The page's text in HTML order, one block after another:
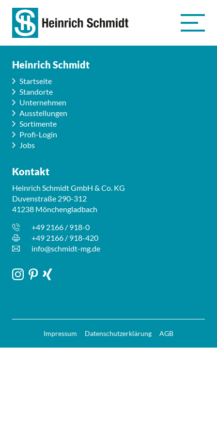
Heinrich Schmidt
Startseite
Standorte
Unternehmen
Ausstellungen
Sortimente
Profi-Login
Jobs
Kontakt
Heinrich Schmidt GmbH & Co. KG
Duvenstraße 290-312
41238 Mönchengladbach
+49 2166 / 918-0
+49 2166 / 918-420
info@schmidt-mg.de
Impressum Datenschutzerklärung AGB